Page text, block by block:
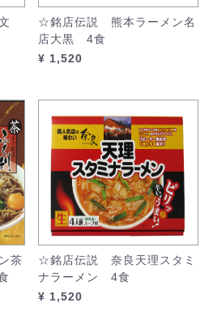
☆銘店伝説 熊本ラーメン名
店大黒 4食
¥ 1,520
茶
☆銘店伝説 奈良天理スタミ
ナラーメン 4食
¥ 1,520